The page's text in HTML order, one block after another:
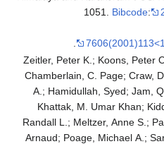
1051. Bibcode:
.
Zeitler, Peter K.; Koons, Peter
Chamberlain, C. Page; Craw,
A.; Hamidullah, Syed; Jam,
Khattak, M. Umar Khan;
Randall L.; Meltzer, Anne S.;
Arnaud; Poage, Michael A.;